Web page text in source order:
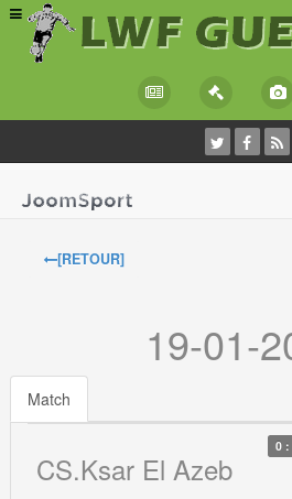
[RETOUR]
19-01-
Match
CS.Ksar El Azeb
0 :